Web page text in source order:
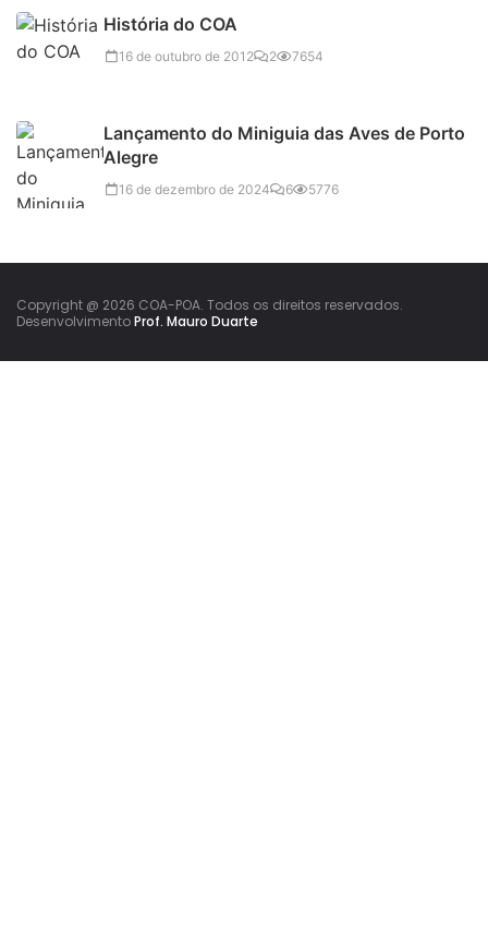
História do COA
16 de outubro de 2012 2 7654
Lançamento do Miniguia das Aves de Porto
Alegre
16 de dezembro de 2024 6 5776
Copyright @ 2026 COA-POA. Todos os direitos reservados.
DesenvolvimentoProf. Mauro Duarte